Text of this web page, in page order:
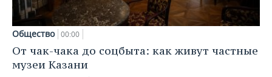
Общество 00:00
От чак-чака до соцбыта: как живут частные
музеи Казани